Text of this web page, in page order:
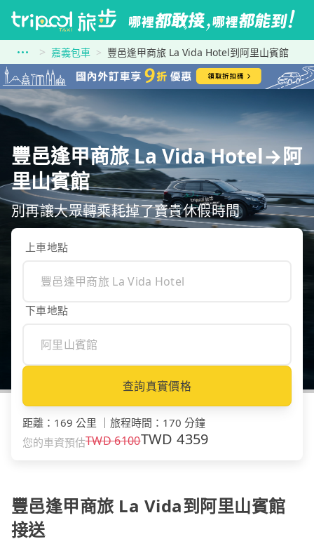
嘉義包車 豐邑逢甲商旅 La Vida Hotel到阿里山賓館
豐邑逢甲商旅 La Vida Hotel→阿
里山賓館
別再讓大眾轉乘耗掉了寶貴休假時間
上車地點
下車地點
查詢真實價格
距離 ： 169 公里 旅程時間 ： 170 分鐘
您的車資預估TWD6100TWD4359
豐邑逢甲商旅 La Vida到阿里山賓館
接送